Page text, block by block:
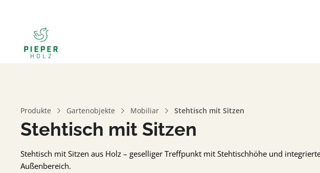
Produkte Gartenobjekte Mobiliar Stehtisch mit Sitzen
Stehtisch mit Sitzen
Stehtisch mit Sitzen aus Holz – geselliger Treffpunkt mit Stehtischhöhe und
Außenbereich.